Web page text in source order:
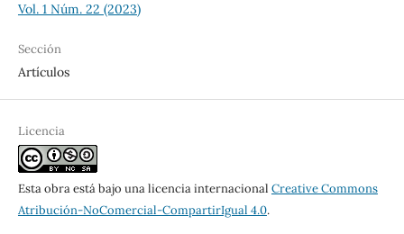
Vol. 1 Núm. 22 (2023)
Sección
Artículos
Licencia
Esta obra está bajo una licencia internacional Creative Commons
Atribución-NoComercial-CompartirIgual 4.0.